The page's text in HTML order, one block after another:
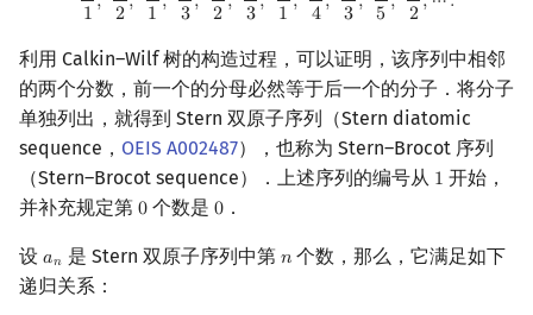
1
2
1
3
2
3
1
4
3
5
2
利用 Calkin–Wilf 树的构造过程，可以证明，该序列中相邻
的两个分数，前一个的分母必然等于后一个的分子．将分子
单独列出，就得到 Stern 双原子序列（Stern diatomic
sequence， OEIS A002487），也称为 Stern–Brocot 序列
（Stern–Brocot sequence）．上述序列的编号从 1
1 开始，
并补充规定第 0
0 个数是 0
0 ．
设 𝑎𝑛
an 是 Stern 双原子序列中第 𝑛
n 个数，那么，它满足如下
递归关系：